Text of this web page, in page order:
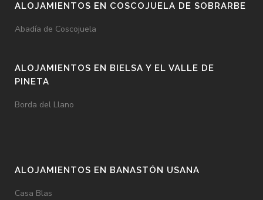
ALOJAMIENTOS EN COSCOJUELA DE SOBRARBE
Abadía de Coscojuela
ALOJAMIENTOS EN BIELSA Y EL VALLE DE
PINETA
Borda del Llano
ALOJAMIENTOS EN BANASTÓN USANA
Casa Blas